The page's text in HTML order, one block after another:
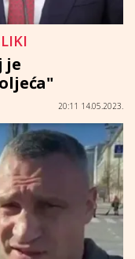
je
20:11 14.05.2023.